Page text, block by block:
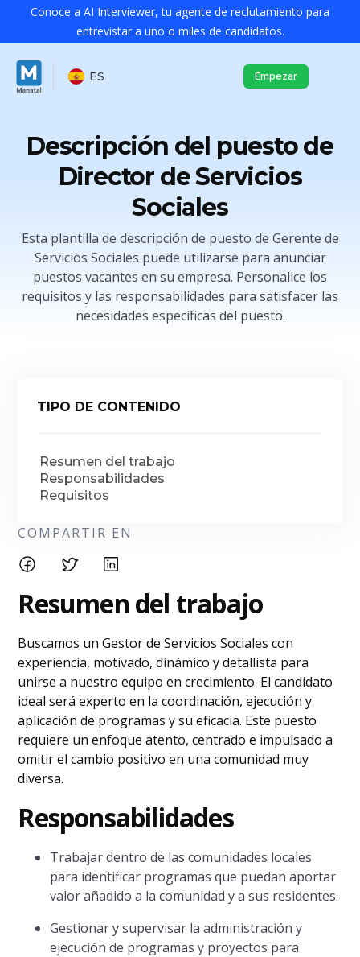
Conoce a AI Interviewer, tu agente de reclutamiento para
entrevistar a uno o miles de candidatos.
ES Empezar
Descripción del puesto de
Director de Servicios
Sociales
Esta plantilla de descripción de puesto de Gerente de
Servicios Sociales puede utilizarse para anunciar
puestos vacantes en su empresa. Personalice los
requisitos y las responsabilidades para satisfacer las
necesidades específicas del puesto.
TIPO DE CONTENIDO
Resumen del trabajo
Responsabilidades
Requisitos
COMPARTIR EN
Resumen del trabajo
Buscamos un Gestor de Servicios Sociales con
experiencia, motivado, dinámico y detallista para
unirse a nuestro equipo en crecimiento. El candidato
ideal será experto en la coordinación, ejecución y
aplicación de programas y su eficacia. Este puesto
requiere un enfoque atento, centrado e impulsado a
omitir el cambio positivo en una comunidad muy
diversa.
Responsabilidades
Trabajar dentro de las comunidades locales
para identificar programas que puedan aportar
valor añadido a la comunidad y a sus residentes.
Gestionar y supervisar la administración y
ejecución de programas y proyectos para